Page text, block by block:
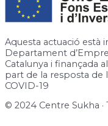
Aquesta actuació està
Departament
Catalunya i finançada
part de la resposta de
COVID-19
© 2024 Centre Sukha